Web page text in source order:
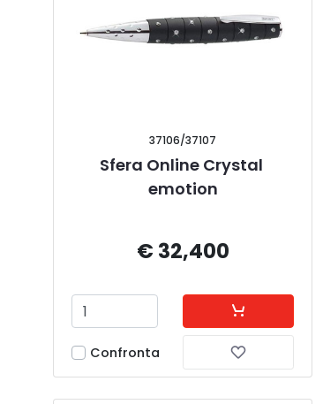
37106/37107
Sfera Online Crystal
emotion
€ 32,400
Confronta